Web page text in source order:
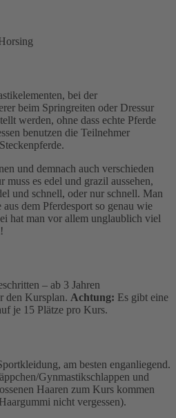
bei der
beim Springreiten oder Dressur
werden, ohne dass echte Pferde
benutzen die Teilnehmer
und demnach auch verschieden
muss es edel und grazil aussehen,
und schnell, oder nur schnell. Man
dem Pferdesport so genau wie
hat man vor allem unglaublich viel
– ab 3 Jahren
den Kursplan. Achtung: Es gibt eine
je 15 Plätze pro Kurs.
am besten enganliegend.
Gynmastikschlappen und
Haaren zum Kurs kommen
nicht vergessen).